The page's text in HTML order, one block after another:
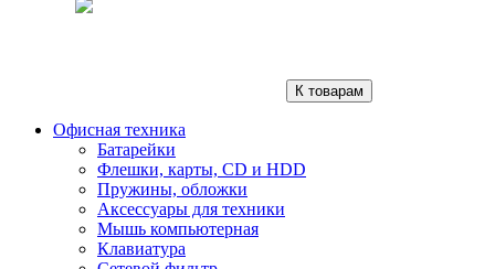
К товарам
Офисная техника
Батарейки
Флешки, карты, CD и HDD
Пружины, обложки
Аксессуары для техники
Мышь компьютерная
Клавиатура